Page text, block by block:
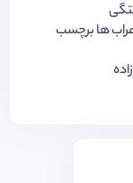
ها برچسب